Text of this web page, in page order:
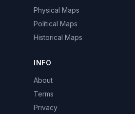
Physical Maps
Political Maps
Historical Maps
INFO
About
Terms
Privacy